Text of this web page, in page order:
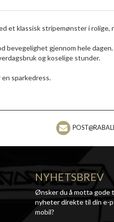
et klassisk stripemønster i rolige,
bevegelighet gjennom hele
og koselige stunder.
sparkedress.
NYHETSBREV
Ønsker du å motta gode
nyheter direkte til din e-
mobil?